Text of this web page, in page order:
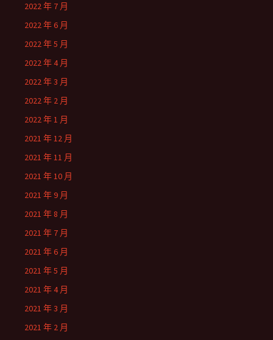
2022 年 7 月
2022 年 6 月
2022 年 5 月
2022 年 4 月
2022 年 3 月
2022 年 2 月
2022 年 1 月
2021 年 12 月
2021 年 11 月
2021 年 10 月
2021 年 9 月
2021 年 8 月
2021 年 7 月
2021 年 6 月
2021 年 5 月
2021 年 4 月
2021 年 3 月
2021 年 2 月